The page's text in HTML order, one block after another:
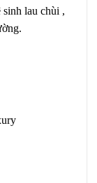
lau chùi ,